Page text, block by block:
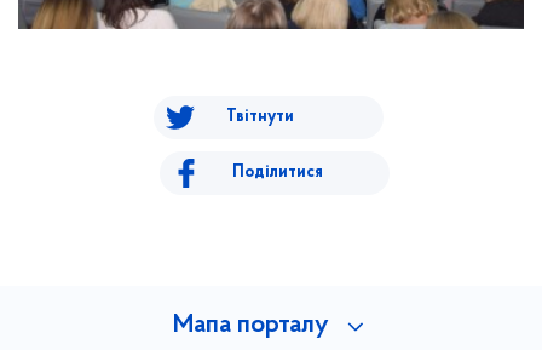
Твітнути
Поділитися
Мапа порталу